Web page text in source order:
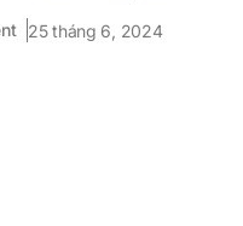
25 tháng 6, 2024